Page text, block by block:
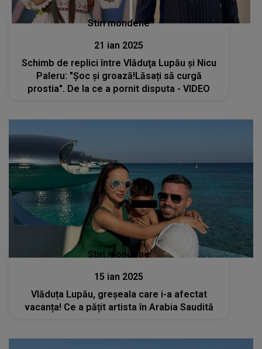
Stiri mondene
21 ian 2025
Schimb de replici între Vlăduţa Lupău şi Nicu
Paleru: "Șoc și groază!Lăsați să curgă
prostia". De la ce a pornit disputa - VIDEO
Stiri mondene
15 ian 2025
Vlăduța Lupău, greșeala care i-a afectat
vacanța! Ce a pățit artista în Arabia Saudită